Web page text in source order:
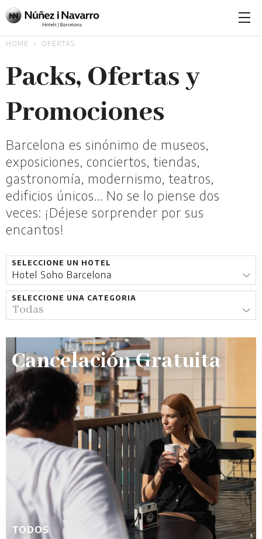
HOME OFERTAS
Packs, Ofertas y
Promociones
Barcelona es sinónimo de museos,
exposiciones, conciertos, tiendas,
gastronomía, modernismo, teatros,
edificios únicos... No se lo piense dos
veces: ¡Déjese sorprender por sus
encantos!
SELECCIONE UN HOTEL
SELECCIONE UNA CATEGORIA
Cancelación Gratuita
TODOS